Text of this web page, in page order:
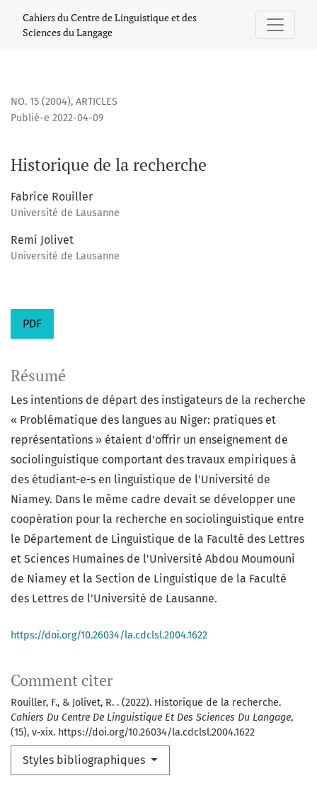
Cahiers du Centre de Linguistique et des
Sciences du Langage
NO. 15 (2004), ARTICLES
Historique de la recherche
Publié-e 2022-04-09
Fabrice Rouiller
Université de Lausanne
Remi Jolivet
Université de Lausanne
PDF
Comment citer
Rouiller, F., & Jolivet, R. . (2022). Historique de la recherche.
Cahiers Du Centre De Linguistique Et Des Sciences Du Langage,
(15), v-xix. https://doi.org/10.26034/la.cdclsl.2004.1622
Styles bibliographiques
Résumé
Les intentions de départ des instigateurs de la recherche
« Problématique des langues au Niger: pratiques et
représentations » étaient d'offrir un enseignement de
sociolinguistique comportant des travaux empiriques à
des étudiant-e-s en linguistique de l'Université de
Niamey. Dans le même cadre devait se développer une
coopération pour la recherche en sociolinguistique entre
le Département de Linguistique de la Faculté des Lettres
et Sciences Humaines de l'Université Abdou Moumouni
de Niamey et la Section de Linguistique de la Faculté
des Lettres de l'Université de Lausanne.
https://doi.org/10.26034/la.cdclsl.2004.1622